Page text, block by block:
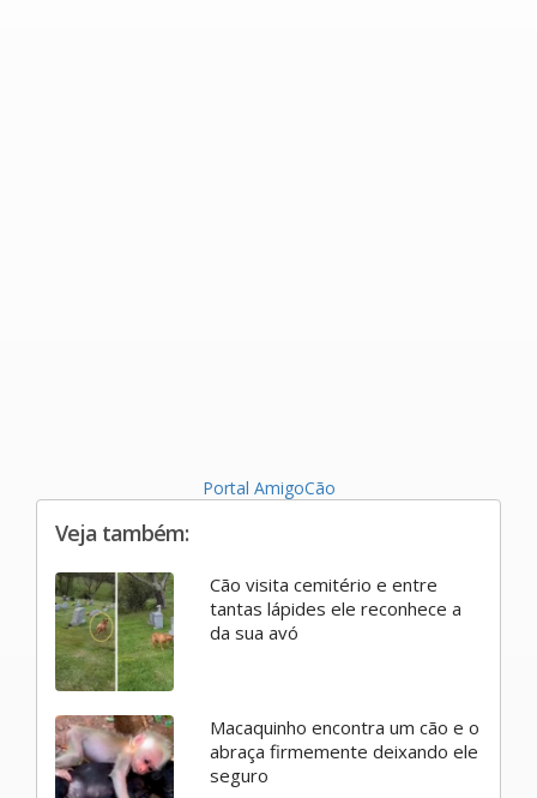
Portal AmigoCão
Veja também:
Cão visita cemitério e entre
tantas lápides ele reconhece a
da sua avó
Macaquinho encontra um cão e o
abraça firmemente deixando ele
seguro